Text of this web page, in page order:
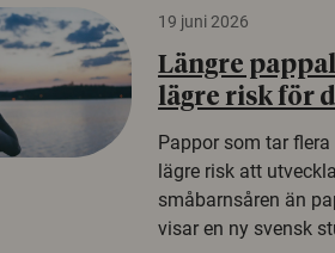
19 juni 2026
Längre
lägre risk för
Pappor som tar
lägre risk att
småbarnsåren än
visar en ny svensk